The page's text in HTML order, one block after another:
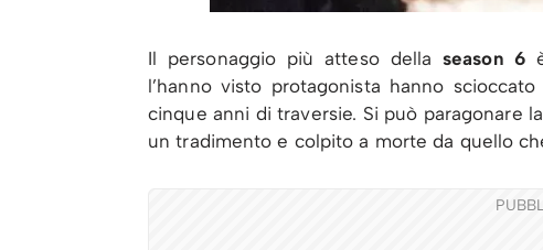
Il personaggio più atteso dellaseason 6
l’hanno visto protagonista hanno
cinque anni di traversie. Si può paragonare
un tradimento e colpito a morte da quello